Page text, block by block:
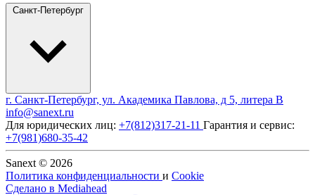
Санкт-Петербург
г. Санкт-Петербург, ул. Академика Павлова, д 5, литера В
info@sanext.ru
Для юридических лиц: +7(812)317-21-11 Гарантия и сервис:
+7(981)680-35-42
Sanext © 2026
Политика конфиденциальности и Cookie
Сделано в Mediahead